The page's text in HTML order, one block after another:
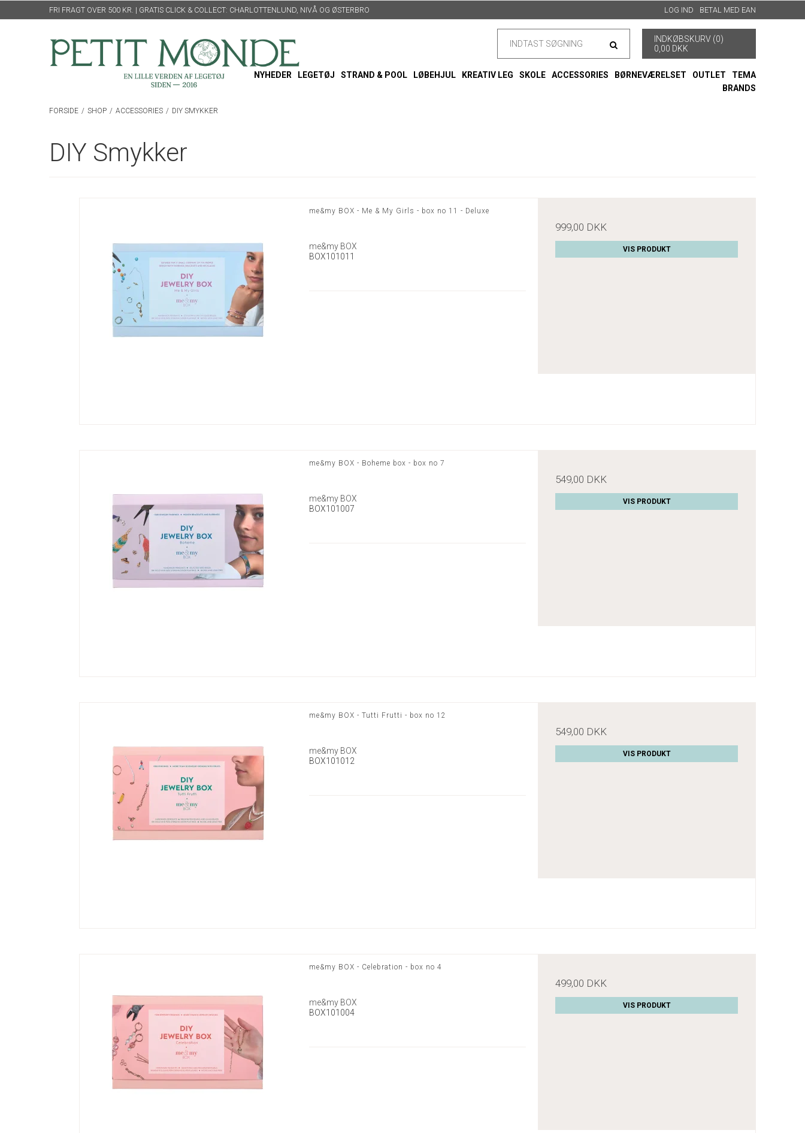
FRI FRAGT OVER 500 KR. | GRATIS CLICK & COLLECT: CHARLOTTENLUND, NIVÅ OG ØSTERBRO LOG IND BETAL MED EAN
INDKØBSKURV (0)
0,00 DKK
NYHEDER LEGETØJ STRAND & POOL LØBEHJUL KREATIV LEG SKOLE ACCESSORIES BØRNEVÆRELSET OUTLET
TEMA
BRANDS
FORSIDE / SHOP / ACCESSORIES / DIY SMYKKER
DIY Smykker
me&my BOX - Me & My Girls - box no 11 - Deluxe
me&my BOX
BOX101011
999,00 DKK
VIS PRODUKT
me&my BOX - Boheme box - box no 7
me&my BOX
BOX101007
549,00 DKK
VIS PRODUKT
me&my BOX - Tutti Frutti - box no 12
me&my BOX
BOX101012
549,00 DKK
VIS PRODUKT
me&my BOX - Celebration - box no 4
me&my BOX
BOX101004
499,00 DKK
VIS PRODUKT